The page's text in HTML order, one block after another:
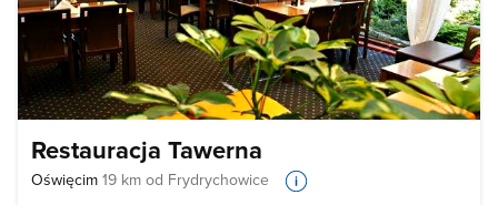
Restauracja Tawerna
Oświęcim 19 km od Frydrychowice